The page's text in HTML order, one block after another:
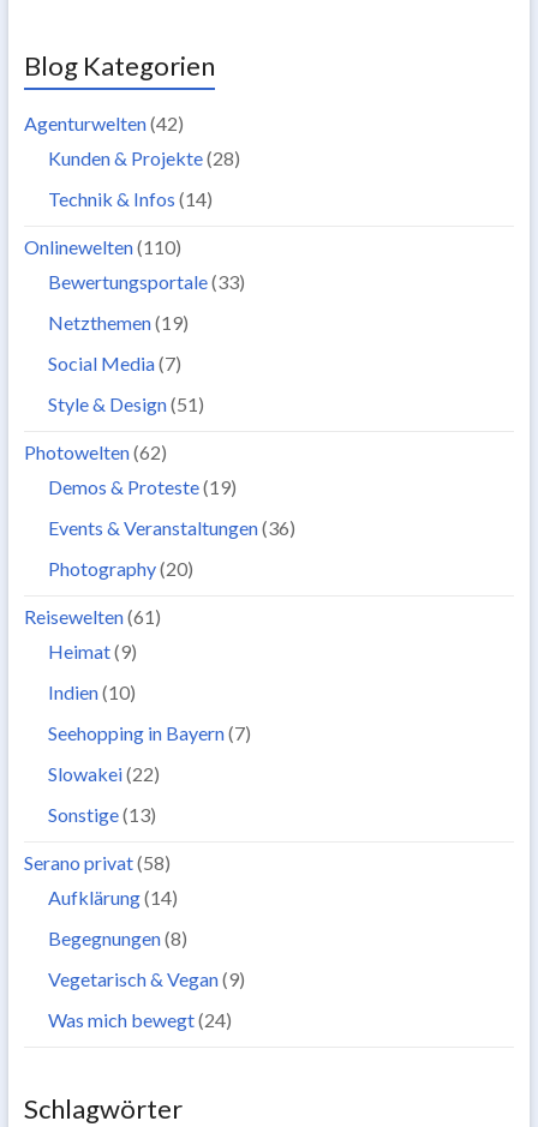
Blog Kategorien
Agenturwelten(42)
Kunden & Projekte(28)
Technik & Infos (14)
Onlinewelten(110)
Bewertungsportale(33)
Netzthemen(19)
Social Media(7)
Style & Design(51)
Photowelten(62)
Demos & Proteste(19)
Events & Veranstaltungen(36)
Photography(20)
Reisewelten(61)
Heimat(9)
Indien(10)
Seehopping in Bayern(7)
Slowakei(22)
Sonstige(13)
Serano privat(58)
Aufklärung(14)
Begegnungen(8)
Vegetarisch & Vegan(9)
Was mich bewegt(24)
Schlagwörter